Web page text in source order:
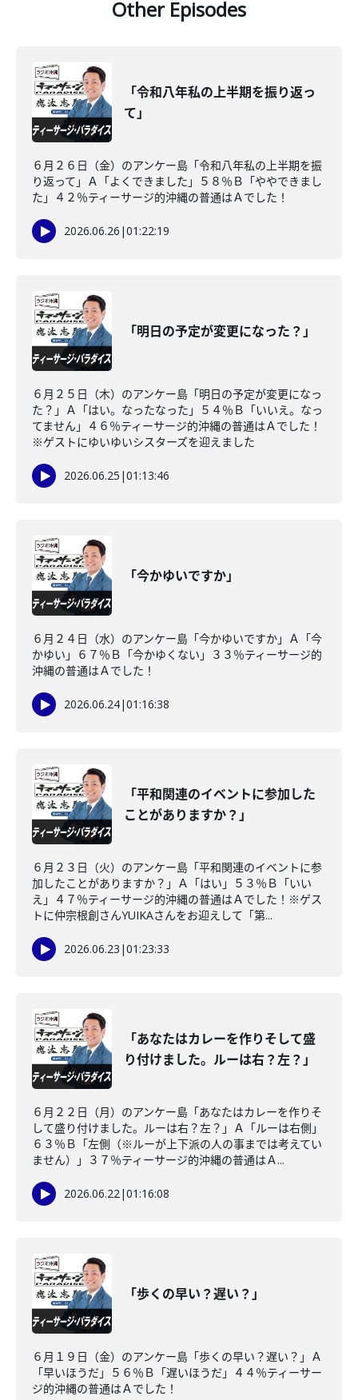
Other Episodes
「令和八年私の上半期を振り返っ
て」
６月２６日（金）のアンケー島「令和八年私の上半期を振
り返って」Ａ「よくできました」５８％Ｂ「ややできまし
た」４２％ティーサージ的沖縄の普通はＡでした！
2026.06.26 |01:22:19
「明日の予定が変更になった？」
６月２５日（木）のアンケー島「明日の予定が変更になっ
た？」Ａ「はい。なったなった」５４％Ｂ「いいえ。なっ
てません」４６％ティーサージ的沖縄の普通はＡでした！
※ゲストにゆいゆいシスターズを迎えました
2026.06.25 |01:13:46
「今かゆいですか」
６月２４日（水）のアンケー島「今かゆいですか」Ａ「今
かゆい」６７％Ｂ「今かゆくない」３３％ティーサージ的
沖縄の普通はＡでした！
2026.06.24|01:16:38
「平和関連のイベントに参加した
ことがありますか？」
６月２３日（火）のアンケー島「平和関連のイベントに参
加したことがありますか？」Ａ「はい」５３％Ｂ「いい
え」４７％ティーサージ的沖縄の普通はＡでした！※ゲス
トに仲宗根創さんYUIKAさんをお迎えして「第...
2026.06.23 |01:23:33
「あなたはカレーを作りそして盛
り付けました。ルーは右？左？」
６月２２日（月）のアンケー島「あなたはカレーを作りそ
して盛り付けました。ルーは右？左？」Ａ「ルーは右側」
６３％Ｂ「左側（※ルーが上下派の人の事までは考えてい
ません）」３７％ティーサージ的沖縄の普通はＡ...
2026.06.22|01:16:08
「歩くの早い？遅い？」
６月１９日（金）のアンケー島「歩くの早い？遅い？」Ａ
「早いほうだ」５６％Ｂ「遅いほうだ」４４％ティーサー
ジ的沖縄の普通はＡでした！